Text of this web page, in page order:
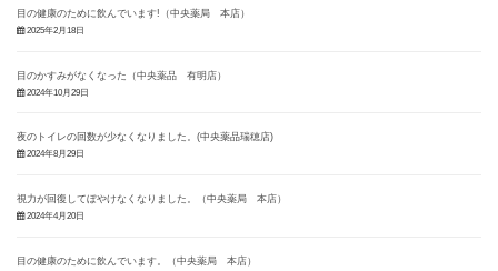
目の健康のために飲んでいます!（中央薬局 本店）
2025年2月18日
目のかすみがなくなった（中央薬品 有明店）
2024年10月29日
夜のトイレの回数が少なくなりました。(中央薬品瑞穂店)
2024年8月29日
視力が回復してぼやけなくなりました。（中央薬局 本店）
2024年4月20日
目の健康のために飲んでいます。（中央薬局 本店）